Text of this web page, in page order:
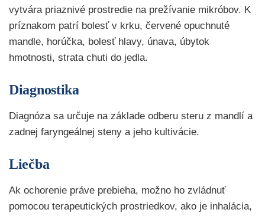
vytvára priaznivé prostredie na prežívanie mikróbov. K
príznakom patrí bolesť v krku, červené opuchnuté
mandle, horúčka, bolesť hlavy, únava, úbytok
hmotnosti, strata chuti do jedla.
Diagnostika
Diagnóza sa určuje na základe odberu steru z mandlí a
zadnej faryngeálnej steny a jeho kultivácie.
Liečba
Ak ochorenie práve prebieha, možno ho zvládnuť
pomocou terapeutických prostriedkov, ako je inhalácia,